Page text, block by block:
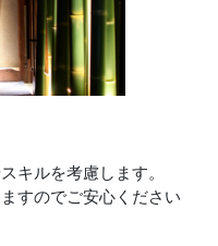
キルを考慮します。
すのでご安心ください